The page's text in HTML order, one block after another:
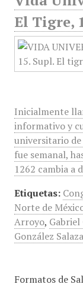
El Tigre,
Inicialmente
informativo y
universitario
fue semanal,
1262 cambia a
Etiquetas:
Norte de
Arroyo,
González
Formatos de